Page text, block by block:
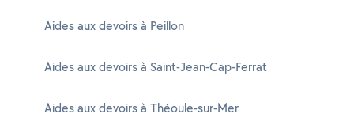
Aides aux devoirs à Peillon
Aides aux devoirs à Saint-Jean-Cap-Ferrat
Aides aux devoirs à Théoule-sur-Mer